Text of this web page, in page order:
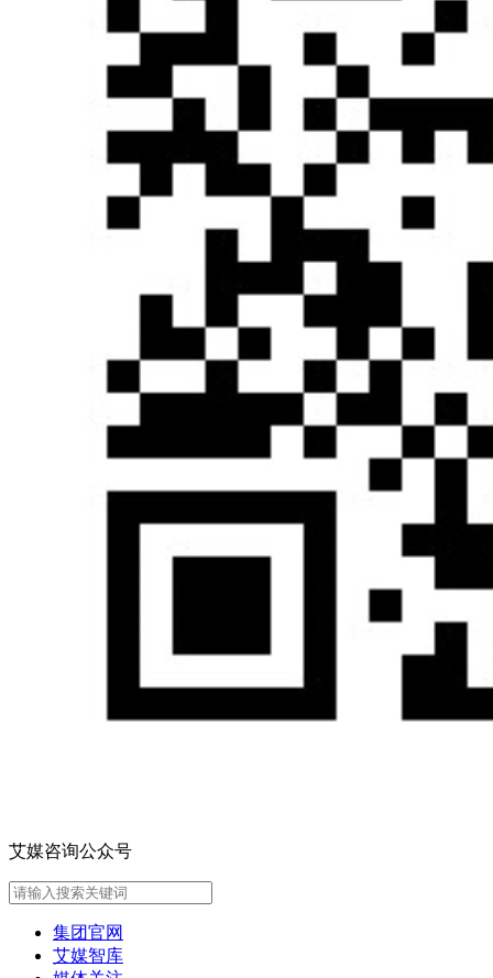
艾媒咨询公众号
集团官网
艾媒智库